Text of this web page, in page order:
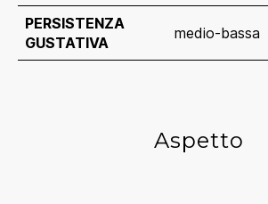
PERSISTENZA
GUSTATIVA
medio-bassa
Aspetto